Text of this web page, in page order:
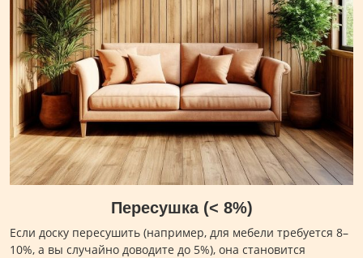
Пересушка (< 8%)
Если доску пересушить (например, для мебели требуется 8–
10%, а вы случайно доводите до 5%), она становится